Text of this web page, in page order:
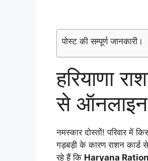
पोस्ट की सम्पूर्ण जानकारी।
हरियाणा
से
नमस्कार दोस्तों! परिवार में
गड़बड़ी के कारण राशन कार्ड
रहे हैं कि Haryana